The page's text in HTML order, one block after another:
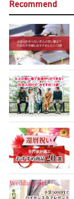
Recommend